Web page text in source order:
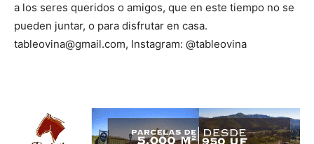
a los seres queridos o amigos, que en este tiempo no se
pueden juntar, o para disfrutar en casa.
tableovina@gmail.com, Instagram: @tableovina